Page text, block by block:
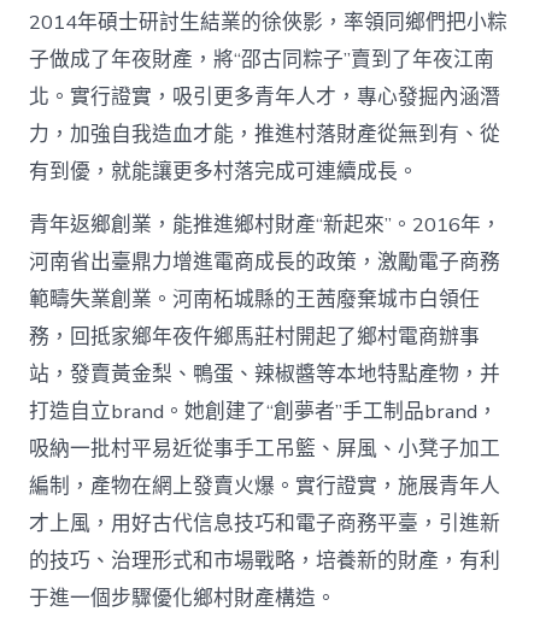
2014年碩士研討生結業的徐俠影，率領同鄉們把小粽
子做成了年夜財產，將“邵古同粽子”賣到了年夜江南
北。實行證實，吸引更多青年人才，專心發掘內涵潛
力，加強自我造血才能，推進村落財產從無到有、從
有到優，就能讓更多村落完成可連續成長。
青年返鄉創業，能推進鄉村財產“新起來”。2016年，
河南省出臺鼎力增進電商成長的政策，激勵電子商務
範疇失業創業。河南柘城縣的王茜廢棄城市白領任
務，回抵家鄉年夜仵鄉馬莊村開起了鄉村電商辦事
站，發賣黃金梨、鴨蛋、辣椒醬等本地特點產物，并
打造自立brand。她創建了“創夢者”手工制品brand，
吸納一批村平易近從事手工吊籃、屏風、小凳子加工
編制，產物在網上發賣火爆。實行證實，施展青年人
才上風，用好古代信息技巧和電子商務平臺，引進新
的技巧、治理形式和市場戰略，培養新的財產，有利
于進一個步驟優化鄉村財產構造。